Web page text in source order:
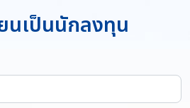
นเป็นนักลงทุน